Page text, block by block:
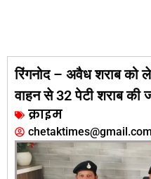
रिंगनोद – अवैध शराब को
वाहन से 32 पेटी शराब की
क्राइम
chetaktimes@gmail.com